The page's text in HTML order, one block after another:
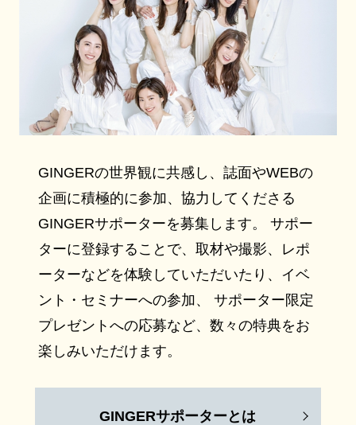
GINGERの世界観に共感し、誌面やWEBの
企画に積極的に参加、協力してくださる
GINGERサポーターを募集します。 サポー
ターに登録することで、取材や撮影、レポ
ーターなどを体験していただいたり、イベ
ント・セミナーへの参加、 サポーター限定
プレゼントへの応募など、数々の特典をお
楽しみいただけます。
GINGERサポーターとは